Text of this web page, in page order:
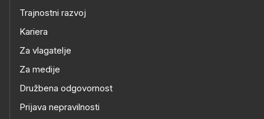
Trajnostni razvoj
Kariera
Za vlagatelje
Za medije
Družbena odgovornost
Prijava nepravilnosti